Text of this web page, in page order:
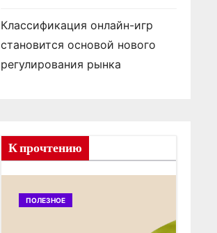
Классификация онлайн-игр
становится основой нового
регулирования рынка
К прочтению
ПОЛЕЗНОЕ